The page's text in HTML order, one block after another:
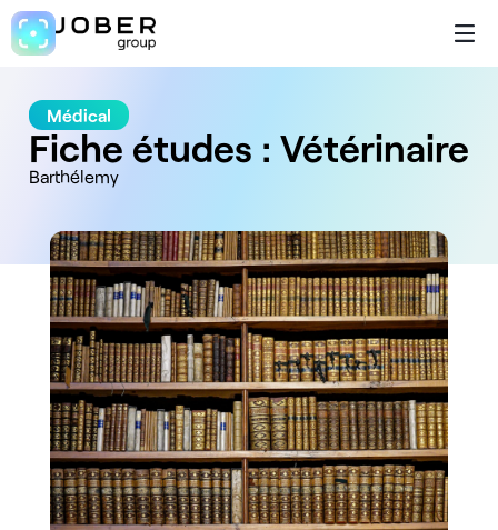
Médical
Fiche études : Vétérinaire
Barthélemy